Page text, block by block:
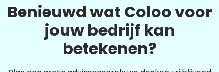
Benieuwd wat Coloo voor
jouw bedrijf kan
betekenen?